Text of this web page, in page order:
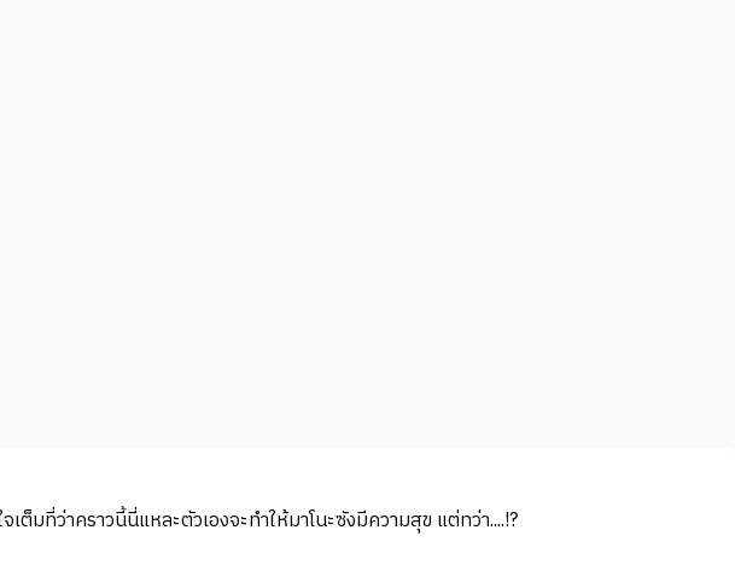
มที่ว่าคราวนี้นี่แหละตัวเองจะทำให้มาโนะซังมีความสุข แต่ทว่า....!?